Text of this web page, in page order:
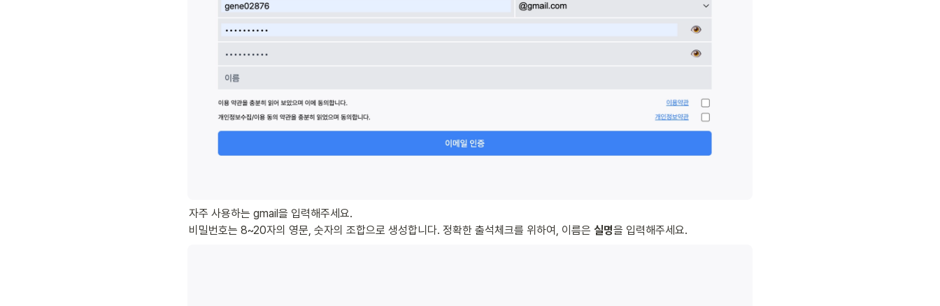
자주 사용하는 gmail을 입력해주세요.
비밀번호는 8~20자의 영문, 숫자의 조합으로 생성합니다. 정확한 출석체크를 위하여, 이름은 실명을 입력해주세요.